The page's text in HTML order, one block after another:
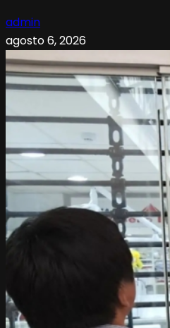
admin
agosto 6, 2026